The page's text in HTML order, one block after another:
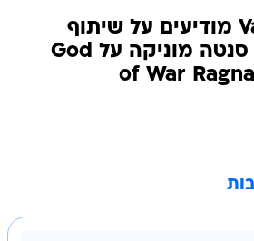
ב-Valkyrie מודיעים על שיתוף
הפעולה עם סנטה מוניקה על God
of War